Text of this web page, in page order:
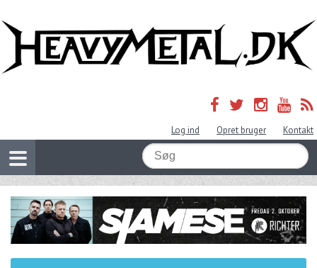
Log ind Opret bruger Kontakt